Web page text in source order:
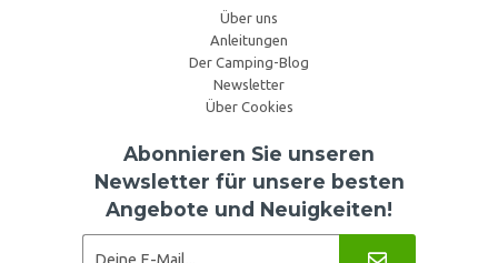
Über uns
Anleitungen
Der Camping-Blog
Newsletter
Über Cookies
Abonnieren Sie unseren
Newsletter für unsere besten
Angebote und Neuigkeiten!